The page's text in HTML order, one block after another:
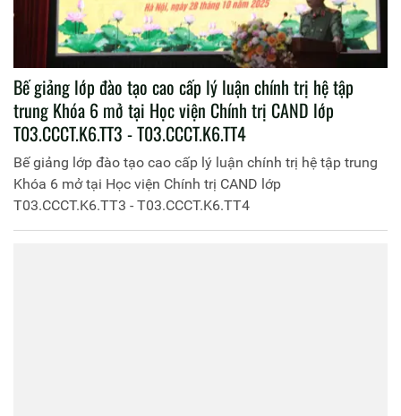
Trọng Thành
Phản hồi
Ý kiến của bạn:(Không quá 1000 ký tự)